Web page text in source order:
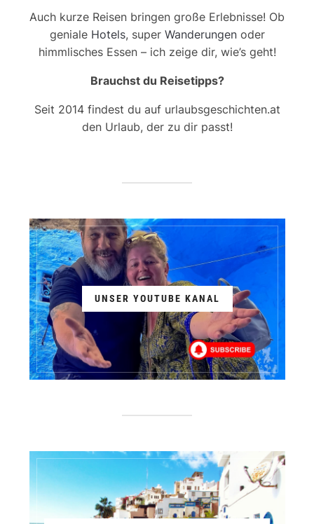
Auch kurze Reisen bringen große Erlebnisse! Ob
geniale Hotels, super Wanderungenoder
himmlisches Essen – ich zeige dir, wie’s geht!
Brauchst du Reisetipps?
Seit 2014 findest du auf urlaubsgeschichten.at
den Urlaub, der zu dir passt!
UNSER YOUTUBE KANAL